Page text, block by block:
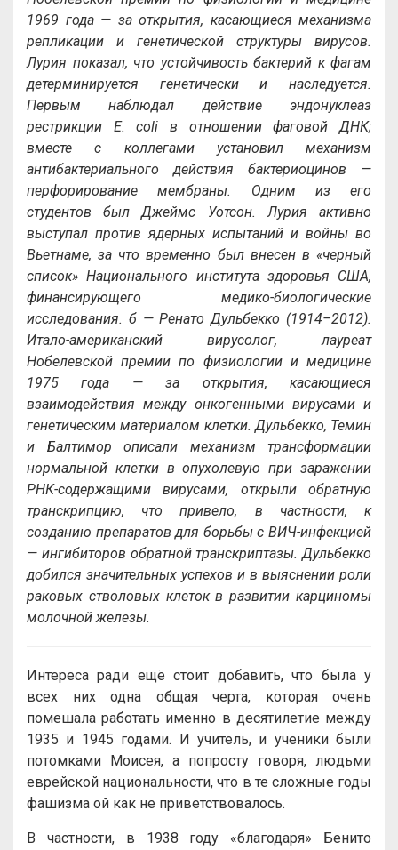
1969 года — за открытия, касающиеся механизма
репликации и генетической структуры вирусов.
Лурия показал, что устойчивость бактерий к фагам
детерминируется генетически и наследуется.
Первым наблюдал действие эндонуклеаз
рестрикции E. coli в отношении фаговой ДНК;
вместе с коллегами установил механизм
антибактериального действия бактериоцинов —
перфорирование мембраны. Одним из его
студентов был Джеймс Уотсон. Лурия активно
выступал против ядерных испытаний и войны во
Вьетнаме, за что временно был внесен в «черный
список» Национального института здоровья США,
финансирующего медико-биологические
исследования. б — Ренато Дульбекко (1914–2012).
Итало-американский вирусолог, лауреат
Нобелевской премии по физиологии и медицине
1975 года — за открытия, касающиеся
взаимодействия между онкогенными вирусами и
генетическим материалом клетки. Дульбекко, Темин
и Балтимор описали механизм трансформации
нормальной клетки в опухолевую при заражении
РНК-содержащими вирусами, открыли обратную
транскрипцию, что привело, в частности, к
созданию препаратов для борьбы с ВИЧ-инфекцией
— ингибиторов обратной транскриптазы. Дульбекко
добился значительных успехов и в выяснении роли
раковых стволовых клеток в развитии карциномы
молочной железы.
Интереса ради ещё стоит добавить, что была у
всех них одна общая черта, которая очень
помешала работать именно в десятилетие между
1935 и 1945 годами. И учитель, и ученики были
потомками Моисея, а попросту говоря, людьми
еврейской национальности, что в те сложные годы
фашизма ой как не приветствовалось.
В частности, в 1938 году «благодаря» Бенито